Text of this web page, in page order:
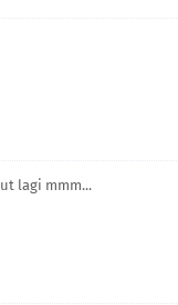
lagi mmm...